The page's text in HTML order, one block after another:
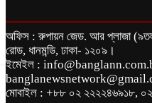
অফিস : রুপায়ন জেড. আর প্লাজা
রোড, ধানমন্ডি, ঢাকা- ১২০৯।
ইমেইল :
মোবাইল : +৮৮ ০২ ২২২২৪৬৯১৮,